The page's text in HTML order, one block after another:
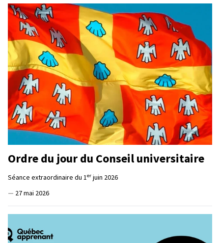
Ordre du jour du Conseil universitaire
Séance extraordinaire du 1er juin 2026
— 27 mai 2026